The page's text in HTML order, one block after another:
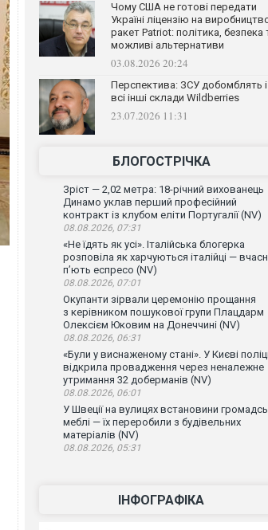
Чому США не готові передати
Україні ліцензію на
ракет Patriot: політика, безпека
можливі альтернативи
03.08.2026 20:24
Перспектива: ЗСУ добомблять і
всі інші склади Wildberries
23.07.2026 11:31
БЛОГОСТРІЧКА
Зріст — 2,02 метра: 18-річний вихованець
Динамо уклав перший професійний
контракт із клубом еліти Португалії (NV)
08.08.2026, 07:31
«Не їдять як усі». Італійська блогерка
розповіла як харчуються італійці —
п’ють еспресо (NV)
08.08.2026, 07:01
Окупанти зірвали церемонію прощання
з керівником пошукової групи Плацдарм
Олексієм Юковим на Донеччині (NV)
08.08.2026, 06:31
«Були у виснаженому стані». У Києві
відкрила провадження через неналежне
утримання 32 доберманів (NV)
08.08.2026, 06:01
У Швеції на вулицях встановини
меблі — їх переробили з будівельних
матеріалів (NV)
08.08.2026, 05:31
ІНФОГРАФІКА